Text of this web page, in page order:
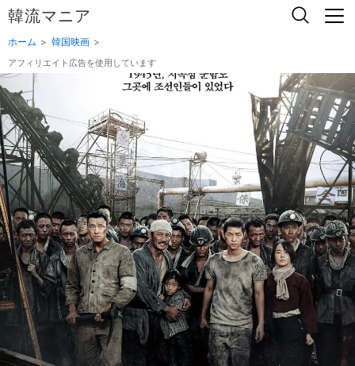
韓流マニア
ホーム 韓国映画
アフィリエイト広告を使用しています